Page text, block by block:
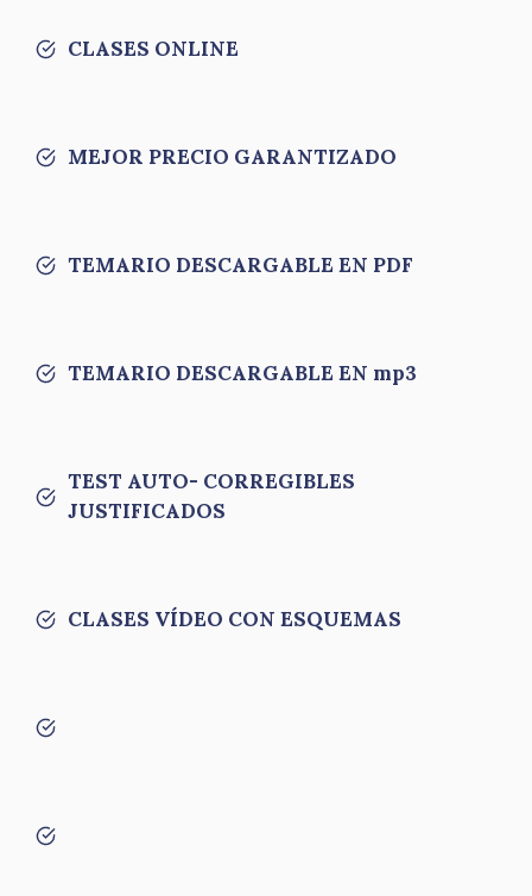
CLASES ONLINE
MEJOR PRECIO GARANTIZADO
TEMARIO DESCARGABLE EN PDF
TEMARIO DESCARGABLE EN mp3
TEST AUTO- CORREGIBLES
JUSTIFICADOS
CLASES VÍDEO CON ESQUEMAS